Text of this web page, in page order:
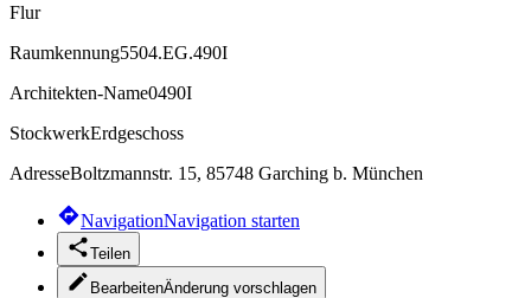
Flur
Raumkennung5504.EG.490I
Architekten-Name0490I
StockwerkErdgeschoss
AdresseBoltzmannstr. 15, 85748 Garching b. München
NavigationNavigation starten
Teilen
BearbeitenÄnderung vorschlagen